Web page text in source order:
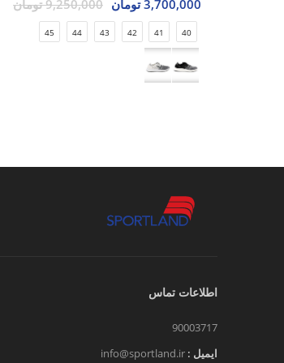
3,700,000 تومان 9,250,000 تومان
40
41
42
43
44
45
اطلاعات تماس
90003717
ایمیل : info@sportland.ir